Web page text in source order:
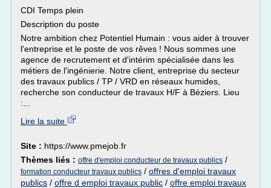
CDI Temps plein
Description du poste
Notre ambition chez Potentiel Humain : vous aider à trouver
l'entreprise et le poste de vos rêves ! Nous sommes une
agence de recrutement et d'intérim spécialisée dans les
métiers de l'ingénierie. Notre client, entreprise du secteur
des travaux publics / TP / VRD en réseaux humides,
recherche son conducteur de travaux H/F à Béziers. Lieu
:...
Lire la suite
Site : https://www.pmejob.fr
Thèmes liés : offre d'emploi conducteur de travaux publics /
formation conducteur travaux publics / offres d'emploi travaux
publics / offre d emploi travaux public / offre emploi travaux